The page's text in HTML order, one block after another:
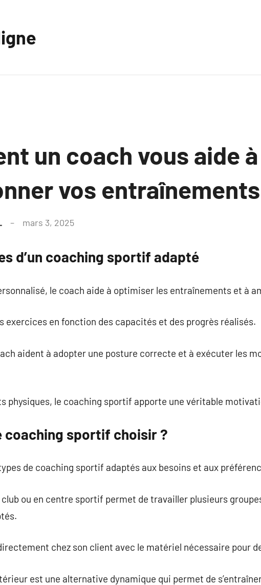
un coach vous aide
vos
mars 3, 2025
d’un coaching sportif adapté
le coach aide à optimiser les entraînements et à
exercices en fonction des capacités et des progrès réalisés.
aident à adopter une posture correcte et à exécuter les
physiques, le coaching sportif apporte une véritable
coaching sportif choisir ?
de coaching sportif adaptés aux besoins et aux
club ou en centre sportif permet de travailler plusieurs
chez son client avec le matériel nécessaire pour
est une alternative dynamique qui permet de